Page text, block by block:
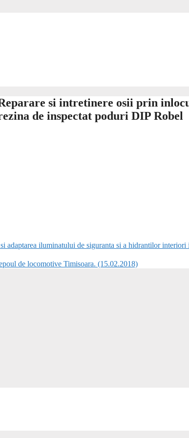
si intretinere osii prin
de inspectat poduri DIP Robel
adaptarea iluminatului de siguranta si a hidrantilor interiori
de locomotive Timisoara. (15.02.2018)